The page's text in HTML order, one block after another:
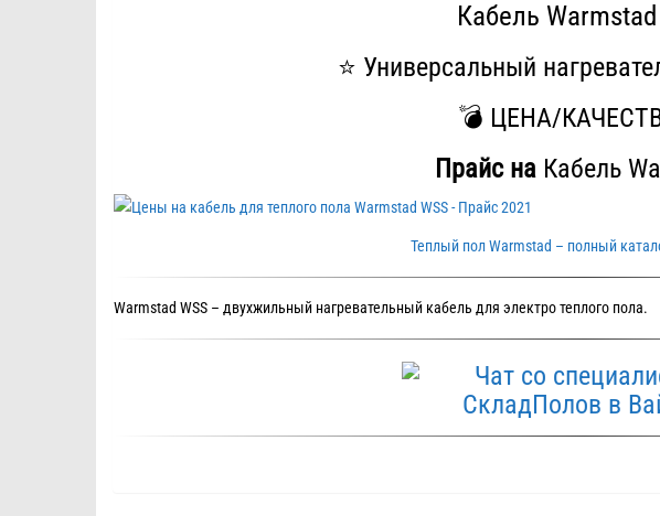
Кабель Warmstad
⭐️ Универсальный
💣 ЦЕНА/
Прайс на Кабель
Теплый пол Warmstad – полный
Warmstad WSS – двухжильный нагревательный кабель для электро теплого пола.